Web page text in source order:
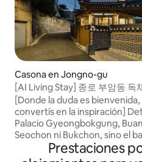
Casona en Jongno-gu
[AI Living Stay] 종로 부암동 독
컴미스테익스하우스 감성 한옥
[Donde la duda es
convertís en la inspiración] Detrás del
Palacio Gyeongbokgung,
Seochon ni Bukchon, sino el
tranquilo de Seúl. Al final de
había una casa hanok privada. El lugar
Prestaciones